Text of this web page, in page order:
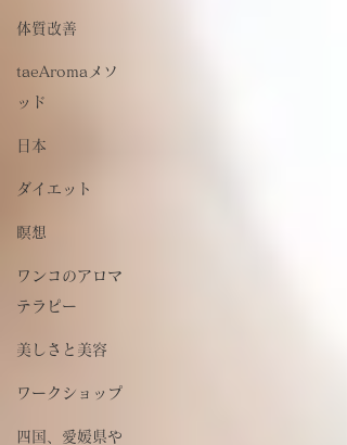
体質改善
taeAromaメソ
ッド
日本
ダイエット
瞑想
ワンコのアロマ
テラピー
美しさと美容
ワークショップ
四国、愛媛県や